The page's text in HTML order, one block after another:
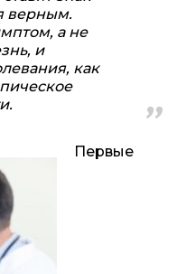
верным.
а не
и
как
Первые